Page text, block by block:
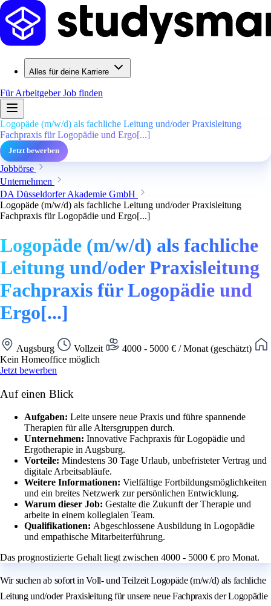
Alles für deine Karriere
Für ArbeitgeberJob finden
Logopäde (m/w/d) als fachliche Leitung und/oder Praxisleitung
Fachpraxis für Logopädie und Ergo[...]
Jetzt bewerben
Jobbörse
Unternehmen
DA Düsseldorfer Akademie GmbH
Logopäde (m/w/d) als fachliche Leitung und/oder Praxisleitung
Fachpraxis für Logopädie und Ergo[...]
Logopäde (m/w/d) als fachliche
Leitung und/oder Praxisleitung
Fachpraxis für Logopädie und
Ergo[...]
Augsburg Vollzeit
4000 - 5000 € / Monat (geschätzt)
Kein Homeoffice möglich
Jetzt bewerben
Auf einen Blick
Aufgaben: Leite unsere neue Praxis und führe spannende
Therapien für alle Altersgruppen durch.
Unternehmen: Innovative Fachpraxis für Logopädie und
Ergotherapie in Augsburg.
Vorteile: Mindestens 30 Tage Urlaub, unbefristeter Vertrag und
digitale Arbeitsabläufe.
Weitere Informationen: Vielfältige Fortbildungsmöglichkeiten
und ein breites Netzwerk zur persönlichen Entwicklung.
Warum dieser Job: Gestalte die Zukunft der Therapie und
arbeite in einem kollegialen Team.
Qualifikationen: Abgeschlossene Ausbildung in Logopädie
und empathische Mitarbeiterführung.
Das prognostizierte Gehalt liegt zwischen 4000 - 5000 € pro Monat.
Wir suchen ab sofort in Voll- und Teilzeit Logopäde (m/w/d) als fachliche
Leitung und/oder Praxisleitung für unsere neue Fachpraxis der Logopädie